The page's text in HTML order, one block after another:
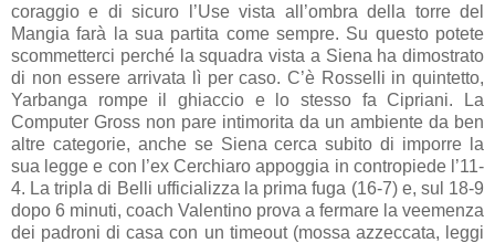
coraggio e di sicuro l’Use vista all’ombra della torre del
Mangia farà la sua partita come sempre. Su questo potete
scommetterci perché la squadra vista a Siena ha dimostrato
di non essere arrivata lì per caso. C’è Rosselli in quintetto,
Yarbanga rompe il ghiaccio e lo stesso fa Cipriani. La
Computer Gross non pare intimorita da un ambiente da ben
altre categorie, anche se Siena cerca subito di imporre la
sua legge e con l’ex Cerchiaro appoggia in contropiede l’11-
4. La tripla di Belli ufficializza la prima fuga (16-7) e, sul 18-9
dopo 6 minuti, coach Valentino prova a fermare la veemenza
dei padroni di casa con un timeout (mossa azzeccata, leggi